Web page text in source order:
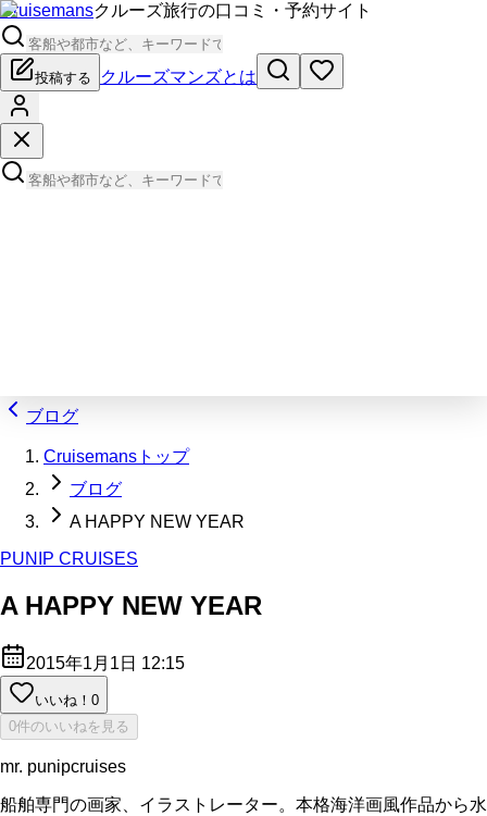
Cruisemansクルーズ旅行の口コミ・予約サイト
投稿する クルーズマンズとは
ブログ
Cruisemansトップ
ブログ
A HAPPY NEW YEAR
PUNIP CRUISES
A HAPPY NEW YEAR
2015年1月1日 12:15
いいね！ 0
0件のいいねを見る
mr. punipcruises
船舶専門の画家、イラストレーター。本格海洋画風作品から水